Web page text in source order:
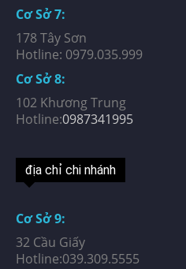
Cơ Sở 7:
178 Tây Sơn
Hotline: 0979.035.999
Cơ Sở 8:
102 Khương Trung
Hotline:0987341995
địa chỉ chi nhánh
Cơ Sở 9:
32 Cầu Giấy
Hotline:039.309.5555